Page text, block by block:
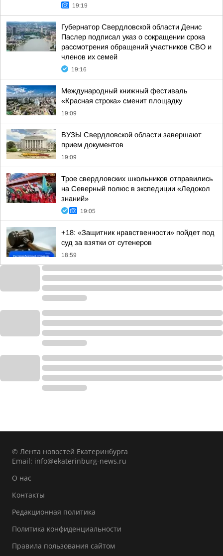
19:19
Губернатор Свердловской области Денис
Паслер подписал указ о сокращении срока
рассмотрения обращений участников СВО и
членов их семей
19:16
Международный книжный фестиваль
«Красная строка» сменит площадку
19:09
ВУЗЫ Свердловской области завершают
прием документов
19:09
Трое свердловских школьников отправились
на Северный полюс в экспедиции «Ледокол
знаний»
19:05
+18: «Защитник нравственности» пойдет под
суд за взятки от сутенеров
18:59
© Лента новостей Екатеринбурга
Email: info@ekaterinburg-news.ru
О нас
Контакты
Редакционная политика
Политика конфиденциальности
Правила пользования сайтом